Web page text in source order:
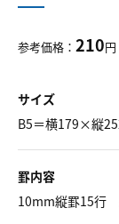
参考価格： 210円
サイズ
B5＝横179×縦
罫内容
10mm縦罫15行